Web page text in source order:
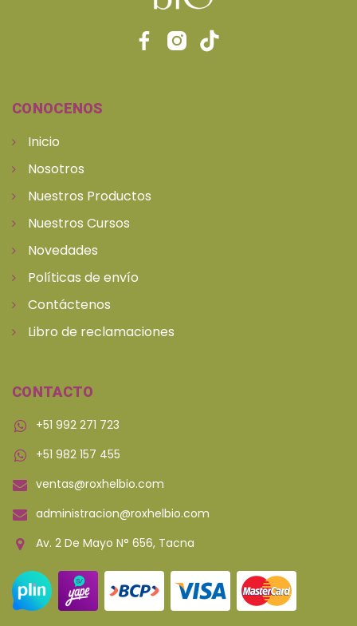
CONOCENOS
Inicio
Nosotros
Nuestros Productos
Nuestros Cursos
Novedades
Políticas de envío
Contáctenos
Libro de reclamaciones
CONTACTO
+51 992 271 723
+51 982 157 455
ventas@roxhelbio.com
administracion@roxhelbio.com
Av. 2 De Mayo N° 656, Tacna